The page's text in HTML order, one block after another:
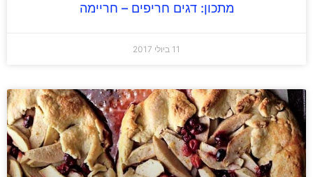
מתכון: דגים חריפים – חריימה